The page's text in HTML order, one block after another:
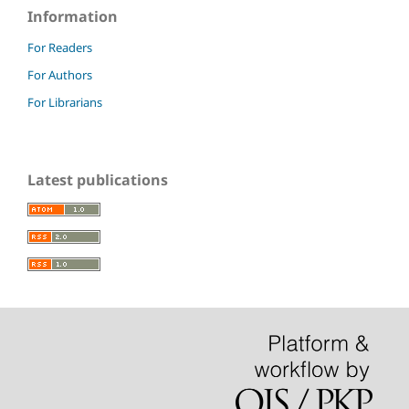
Information
For Readers
For Authors
For Librarians
Latest publications